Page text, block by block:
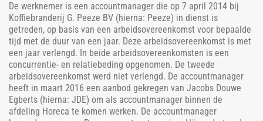
De werknemer is een accountmanager die op 7 april 2014 bij
Koffiebranderij G. Peeze BV (hierna: Peeze) in dienst is
getreden, op basis van een arbeidsovereenkomst voor bepaalde
tijd met de duur van een jaar. Deze arbeidsovereenkomst is met
een jaar verlengd. In beide arbeidsovereenkomsten is een
concurrentie- en relatiebeding opgenomen. De tweede
arbeidsovereenkomst werd niet verlengd. De accountmanager
heeft in maart 2016 een aanbod gekregen van Jacobs Douwe
Egberts (hierna: JDE) om als accountmanager binnen de
afdeling Horeca te komen werken. De accountmanager